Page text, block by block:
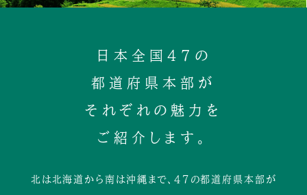
日本全国47の
都道府県本部が
それぞれの魅力を
ご紹介します。
北は北海道から南は沖縄まで、47の都道府県本部が